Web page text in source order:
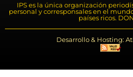
IPS es la única organización
personal y corresponsales en el
países ricos.
Desarrollo & Hosting: